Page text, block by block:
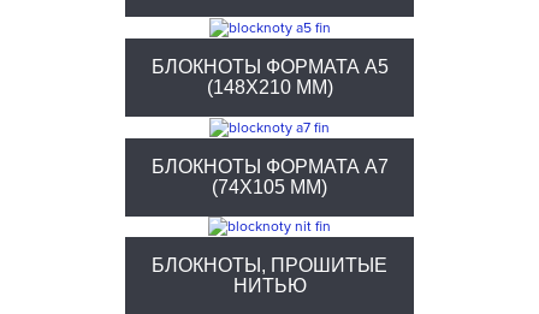
БЛОКНОТЫ ФОРМАТА А5
(148X210 ММ)
БЛОКНОТЫ ФОРМАТА А7
(74X105 ММ)
БЛОКНОТЫ, ПРОШИТЫЕ
НИТЬЮ